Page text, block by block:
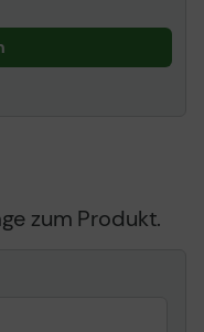
unterwegs
von bis zu
zum Produkt.